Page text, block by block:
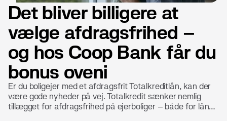
Det bliver billigere at
vælge afdragsfrihed –
og hos Coop Bank får du
bonus oveni
Er du boligejer med et afdragsfrit Totalkreditlån, kan der
være gode nyheder på vej. Totalkredit sænker nemlig
tillægget for afdragsfrihed på ejerboliger – både for lån